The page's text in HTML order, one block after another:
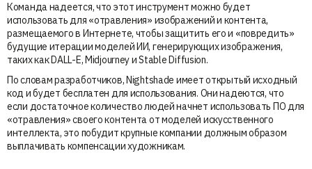
Команда надеется, что этот инструмент можно будет
использовать для «отравления» изображений и контента,
размещаемого в Интернете, чтобы защитить его и «повредить»
будущие итерации моделей ИИ, генерирующих изображения,
таких как DALL-E, Midjourney и Stable Diffusion.
По словам разработчиков, Nightshade имеет открытый исходный
код и будет бесплатен для использования. Они надеются, что
если достаточное количество людей начнет использовать ПО для
«отравления» своего контента от моделей искусственного
интеллекта, это побудит крупные компании должным образом
выплачивать компенсации художникам.